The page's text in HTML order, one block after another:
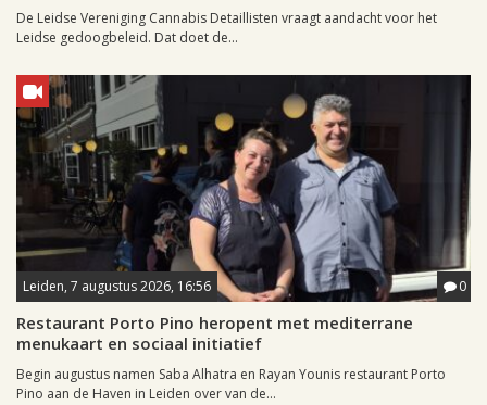
De Leidse Vereniging Cannabis Detaillisten vraagt aandacht voor het
Leidse gedoogbeleid. Dat doet de...
Leiden, 7 augustus 2026, 16:56 0
Restaurant Porto Pino heropent met mediterrane
menukaart en sociaal initiatief
Begin augustus namen Saba Alhatra en Rayan Younis restaurant Porto
Pino aan de Haven in Leiden over van de...